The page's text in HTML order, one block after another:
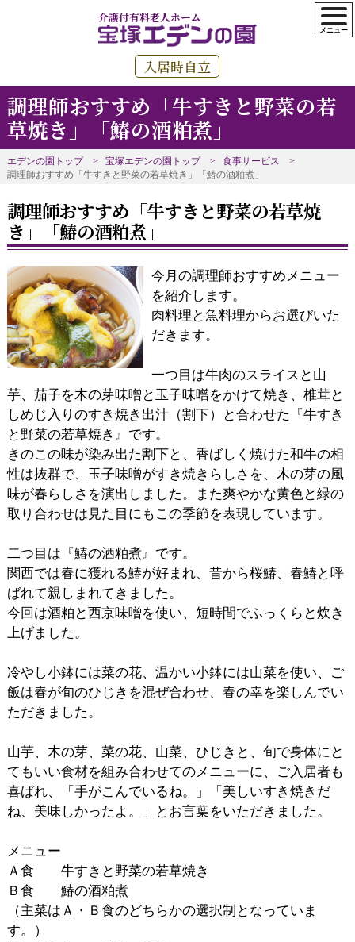
介護付有料老人ホーム
入居時自立
調理師おすすめ「牛すきと野菜の若
草焼き」「鰆の酒粕煮」
エデンの園トップ 宝塚エデンの園トップ
食事サービス
調理師おすすめ「牛すきと野菜の若草焼き」「鰆の酒粕煮」
調理師おすすめ「牛すきと野菜の若草焼
き」「鰆の酒粕煮」
今月の調理師おすすめメニュー
を紹介します。
肉料理と魚料理からお選びいた
だきます。
一つ目は牛肉のスライスと山
芋、茄子を木の芽味噌と玉子味噌をかけて焼き、椎茸と
しめじ入りのすき焼き出汁（割下）と合わせた『牛すき
と野菜の若草焼き』です。
きのこの味が染み出た割下と、香ばしく焼けた和牛の相
性は抜群で、玉子味噌がすき焼きらしさを、木の芽の風
味が春らしさを演出しました。また爽やかな黄色と緑の
取り合わせは見た目にもこの季節を表現しています。
二つ目は『鰆の酒粕煮』です。
関西では春に獲れる鰆が好まれ、昔から桜鰆、春鰆と呼
ばれて親しまれてきました。
今回は酒粕と西京味噌を使い、短時間でふっくらと炊き
上げました。
冷やし小鉢には菜の花、温かい小鉢には山菜を使い、ご
飯は春が旬のひじきを混ぜ合わせ、春の幸を楽しんでい
ただきました。
山芋、木の芽、菜の花、山菜、ひじきと、旬で身体にと
てもいい食材を組み合わせてのメニューに、ご入居者も
喜ばれ、「手がこんでいるね。」「美しいすき焼きだ
ね、美味しかったよ。」とお言葉をいただきました。
メニュー
Ａ食 牛すきと野菜の若草焼き
Ｂ食 鰆の酒粕煮
（主菜はＡ・Ｂ食のどちらかの選択制となっていま
す。）